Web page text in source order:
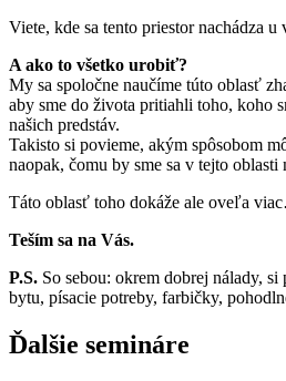
Viete, kde sa tento priestor nachádza u
A ako to všetko urobiť?
My sa spoločne naučíme túto oblasť
aby sme do života pritiahli toho, koho
našich predstáv.
Takisto si povieme, akým spôsobom
naopak, čomu by sme sa v tejto
Táto oblasť toho dokáže ale oveľa
Teším sa na Vás.
P.S. So sebou: okrem dobrej nálady, si
bytu, písacie potreby, farbičky,
Ďalšie semináre